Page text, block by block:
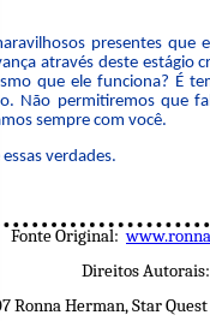
presentes
através deste estágio
que ele funciona? É
Não permitiremos que
sempre com você.
verdades.
Fonte Original:
Direitos Autorais:
Ronna Herman, Star